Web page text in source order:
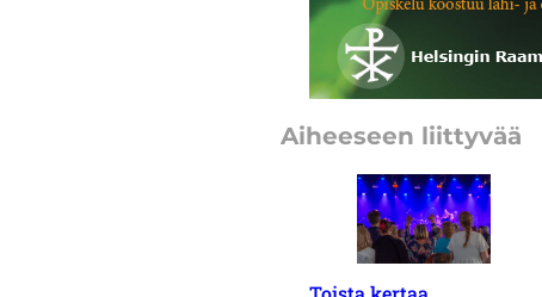
Aiheeseen liittyvää